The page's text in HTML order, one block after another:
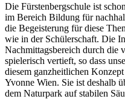
Die Fürstenbergschule ist
im Bereich Bildung für
die Begeisterung für diese
wie in der Schülerschaft. Die
Nachmittagsbereich durch die
spielerisch vertieft, so dass
diesem ganzheitlichen
Yvonne Wien. Sie ist deshalb
dem Naturpark auf stabilen